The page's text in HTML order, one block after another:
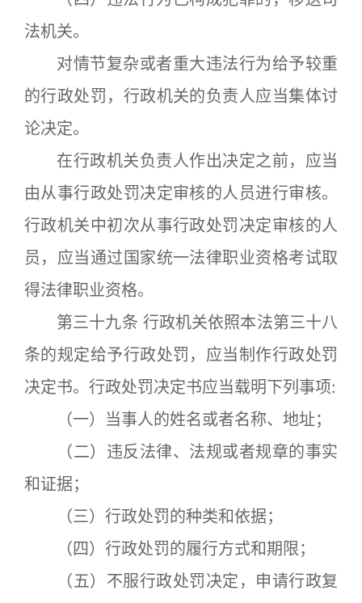
法机关。
对情节复杂或者重大违法行为给予较重
的行政处罚，行政机关的负责人应当集体讨
论决定。
在行政机关负责人作出决定之前，应当
由从事行政处罚决定审核的人员进行审核。
行政机关中初次从事行政处罚决定审核的人
员，应当通过国家统一法律职业资格考试取
得法律职业资格。
第三十九条 行政机关依照本法第三十八
条的规定给予行政处罚，应当制作行政处罚
决定书。行政处罚决定书应当载明下列事项:
（一）当事人的姓名或者名称、地址；
（二）违反法律、法规或者规章的事实
和证据；
（三）行政处罚的种类和依据；
（四）行政处罚的履行方式和期限；
（五）不服行政处罚决定，申请行政复